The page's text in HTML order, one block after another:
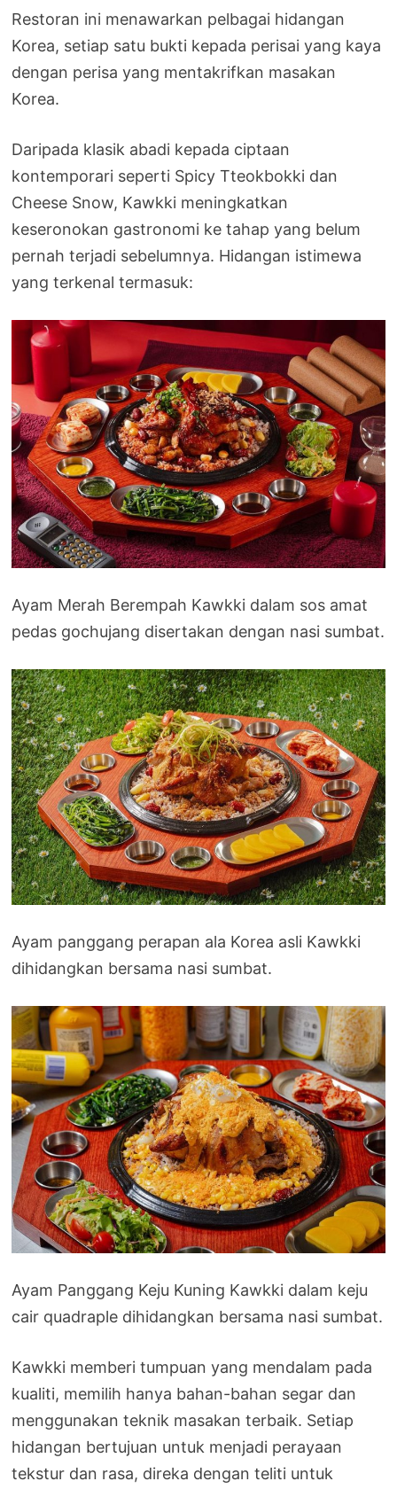
Restoran ini menawarkan pelbagai hidangan
Korea, setiap satu bukti kepada perisai yang kaya
dengan perisa yang mentakrifkan masakan
Korea.
Daripada klasik abadi kepada ciptaan
kontemporari seperti Spicy Tteokbokki dan
Cheese Snow, Kawkki meningkatkan
keseronokan gastronomi ke tahap yang belum
pernah terjadi sebelumnya. Hidangan istimewa
yang terkenal termasuk:
Ayam Merah Berempah Kawkki dalam sos amat
pedas gochujang disertakan dengan nasi sumbat.
Ayam panggang perapan ala Korea asli Kawkki
dihidangkan bersama nasi sumbat.
Ayam Panggang Keju Kuning Kawkki dalam keju
cair quadraple dihidangkan bersama nasi sumbat.
Kawkki memberi tumpuan yang mendalam pada
kualiti, memilih hanya bahan-bahan segar dan
menggunakan teknik masakan terbaik. Setiap
hidangan bertujuan untuk menjadi perayaan
tekstur dan rasa, direka dengan teliti untuk